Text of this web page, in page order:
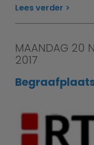
Lees verder
MAANDAG 20
2017